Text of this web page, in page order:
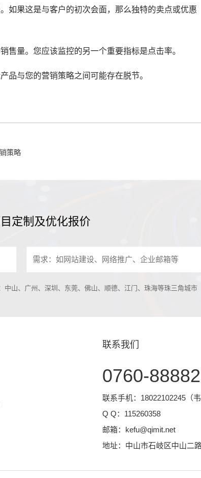
如果这是与客户的初次会面，那么独特的卖点或优惠
售量。您应该监控的另一个重要指标是点击率。
品与您的营销策略之间可能存在脱节。
策略
定制及优化报价
山、广州、深圳、东莞、佛山、顺德、江门、珠海等珠三角城市
联系我们
0760-
联系手机：18022102245（
Q Q： 115260358
邮箱： kefu@qimit.net
地址：中山市石岐区中山二